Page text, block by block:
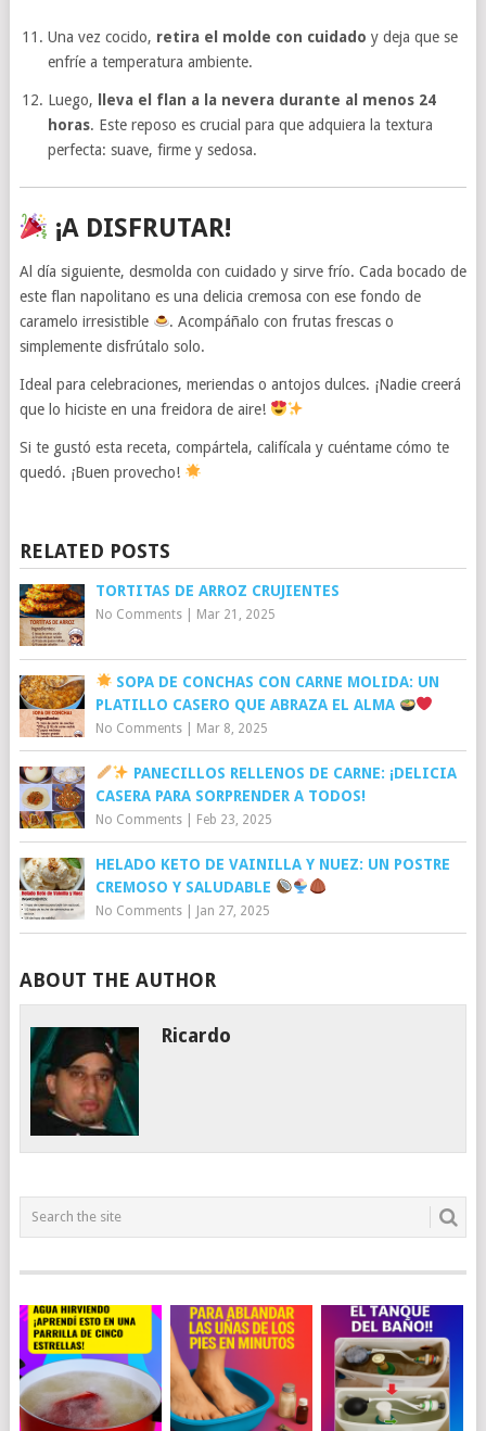
Una vez cocido, retira el molde con cuidado y deja que se
enfríe a temperatura ambiente.
Luego,
lleva el flan a la nevera durante al menos 24
horas. Este reposo es crucial para que adquiera la textura
perfecta: suave, firme y sedosa.
¡A DISFRUTAR!
Al día siguiente, desmolda con cuidado y sirve frío. Cada bocado de
este flan napolitano es una delicia cremosa con ese fondo de
caramelo irresistible
. Acompáñalo con frutas frescas o
simplemente disfrútalo solo.
Ideal para celebraciones, meriendas o antojos dulces. ¡Nadie creerá
que lo hiciste en una freidora de aire!
Si te gustó esta receta, compártela, califícala y cuéntame cómo te
quedó. ¡Buen provecho!
RELATED POSTS
TORTITAS DE ARROZ CRUJIENTES
No Comments| Mar 21, 2025
SOPA DE CONCHAS CON CARNE MOLIDA: UN
PLATILLO CASERO QUE ABRAZA EL ALMA
No Comments| Mar 8, 2025
PANECILLOS RELLENOS DE CARNE: ¡DELICIA
CASERA PARA SORPRENDER A TODOS!
No Comments| Feb 23, 2025
HELADO KETO DE VAINILLA Y NUEZ: UN POSTRE
CREMOSO Y SALUDABLE
No Comments| Jan 27, 2025
ABOUT THE AUTHOR
Ricardo